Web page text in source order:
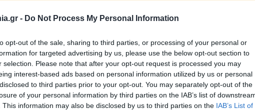
- Do Not Process My Personal Information
opt-out of the sale, sharing to third parties, or processing of your personal or
for targeted advertising by us, please use the below opt-out section to
selection. Please note that after your opt-out request is processed you may
interest-based ads based on personal information utilized by us or personal
to third parties prior to your opt-out. You may separately opt-out of the
of your personal information by third parties on the IAB’s list of
This information may also be disclosed by us to third parties on the IAB’s List of